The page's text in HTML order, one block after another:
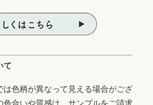
て
は色柄が異なって見える場合がござ
色合いや質感は、サンプルをご請求